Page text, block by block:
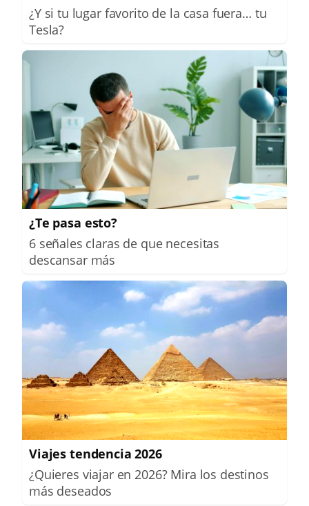
¿Y si tu lugar favorito de la casa fuera… tu
Tesla?
¿Te pasa esto?
6 señales claras de que necesitas
descansar más
Viajes tendencia 2026
¿Quieres viajar en 2026? Mira los destinos
más deseados